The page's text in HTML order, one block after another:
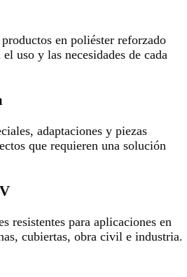
en poliéster reforzado
uso y las necesidades de cada
adaptaciones y piezas
que requieren una solución
resistentes para aplicaciones en
cubiertas, obra civil e industria.